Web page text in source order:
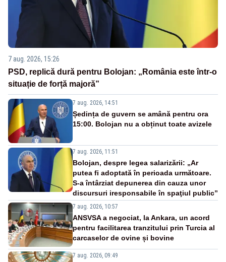
7 aug. 2026, 15:26
PSD, replică dură pentru Bolojan: „România este într-o
situație de forță majoră”
7 aug. 2026, 14:51
Ședința de guvern se amână pentru ora
15:00. Bolojan nu a obținut toate avizele
7 aug. 2026, 11:51
Bolojan, despre legea salarizării: „Ar
putea fi adoptată în perioada următoare.
S-a întârziat depunerea din cauza unor
discursuri iresponsabile în spaţiul public”
7 aug. 2026, 10:57
ANSVSA a negociat, la Ankara, un acord
pentru facilitarea tranzitului prin Turcia al
carcaselor de ovine și bovine
7 aug. 2026, 09:49